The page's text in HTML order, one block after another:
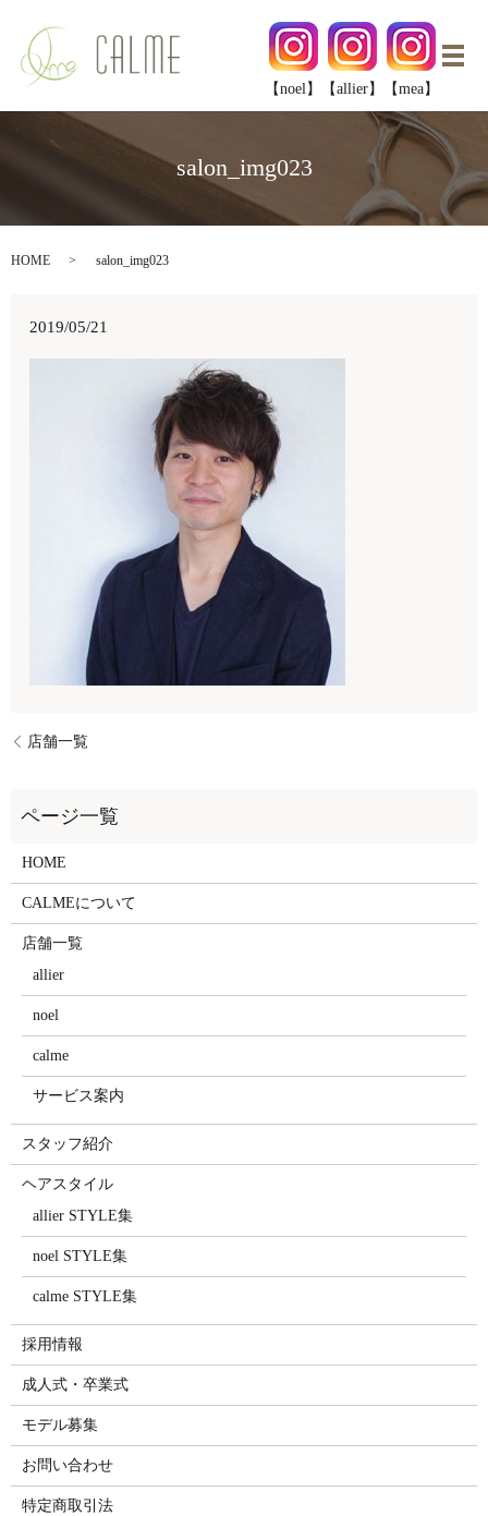
メ
【noel】
【allier】 【mea】
salon_img023
HOME salon_img023
2019/05/21
店舗一覧
HOME
CALMEについて
店舗一覧
allier
noel
calme
サービス案内
スタッフ紹介
ヘアスタイル
allier STYLE集
noel STYLE集
calme STYLE集
採用情報
成人式・卒業式
モデル募集
お問い合わせ
特定商取引法